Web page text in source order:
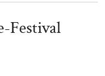
Festival